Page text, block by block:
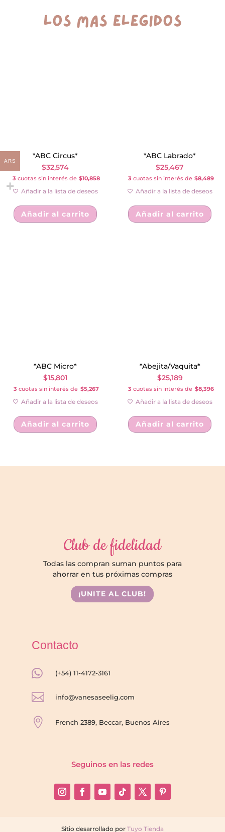
los más elegidos
*ABC Circus*
$32,574
3 cuotas sin interés de $10,858
Añadir a la lista de deseos
Añadir al carrito
*ABC Labrado*
$25,467
3 cuotas sin interés de $8,489
Añadir a la lista de deseos
Añadir al carrito
*ABC Micro*
$15,801
3 cuotas sin interés de $5,267
Añadir a la lista de deseos
Añadir al carrito
*Abejita/Vaquita*
$25,189
3 cuotas sin interés de $8,396
Añadir a la lista de deseos
Añadir al carrito
Club de fidelidad
Todas las compran suman puntos para
ahorrar en tus próximas compras
¡UNITE AL CLUB!
Contacto
 (+54) 11-4172-3161
 info@vanesaseelig.com
 French 2389, Beccar, Buenos Aires
Seguinos en las redes
Sitio desarrollado porTuyo Tienda
ARS